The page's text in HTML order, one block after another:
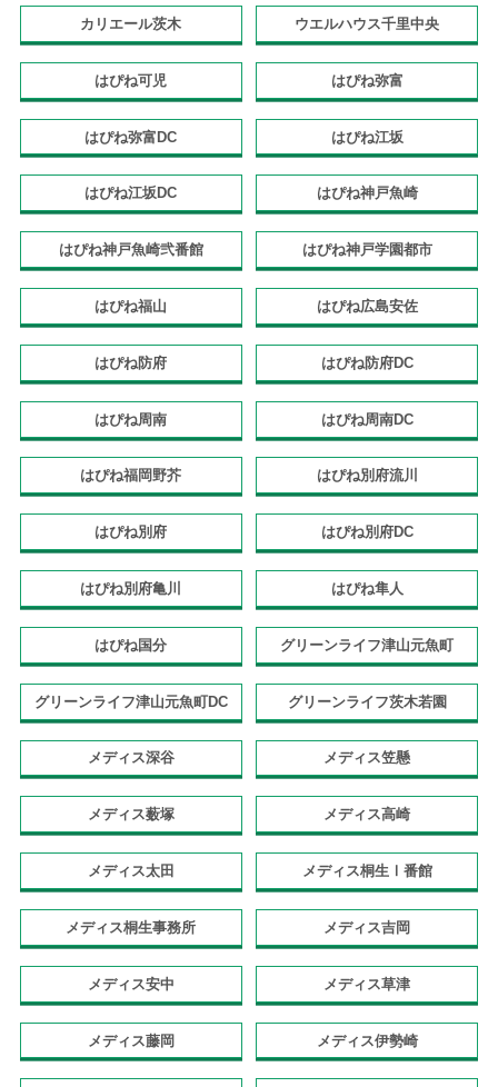
カリエール茨木 ウエルハウス千里中央
はぴね可児 はぴね弥富
はぴね弥富DC はぴね江坂
はぴね江坂DC はぴね神戸魚崎
はぴね神戸魚崎弐番館 はぴね神戸学園都市
はぴね福山 はぴね広島安佐
はぴね防府 はぴね防府DC
はぴね周南 はぴね周南DC
はぴね福岡野芥 はぴね別府流川
はぴね別府 はぴね別府DC
はぴね別府亀川 はぴね隼人
はぴね国分 グリーンライフ津山元魚町
グリーンライフ津山元魚町DC グリーンライフ茨木若園
メディス深谷 メディス笠懸
メディス薮塚 メディス高崎
メディス太田 メディス桐生Ⅰ番館
メディス桐生事務所 メディス吉岡
メディス安中 メディス草津
メディス藤岡 メディス伊勢崎